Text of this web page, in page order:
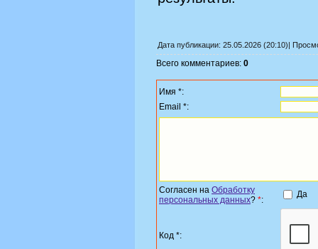
Дата публикации: 25.05.2026 (20:10)|
Всего комментариев: 0
Имя *:
Email *:
Согласен на Обработку
персональных данных? *:
Да
Код *: